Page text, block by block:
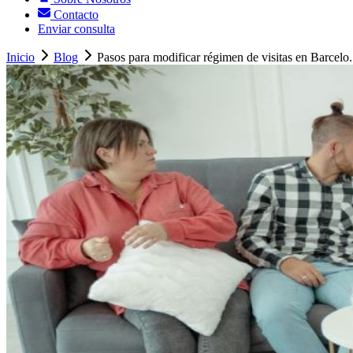
Contacto
Enviar consulta
Inicio Blog Pasos para modificar régimen de visitas en